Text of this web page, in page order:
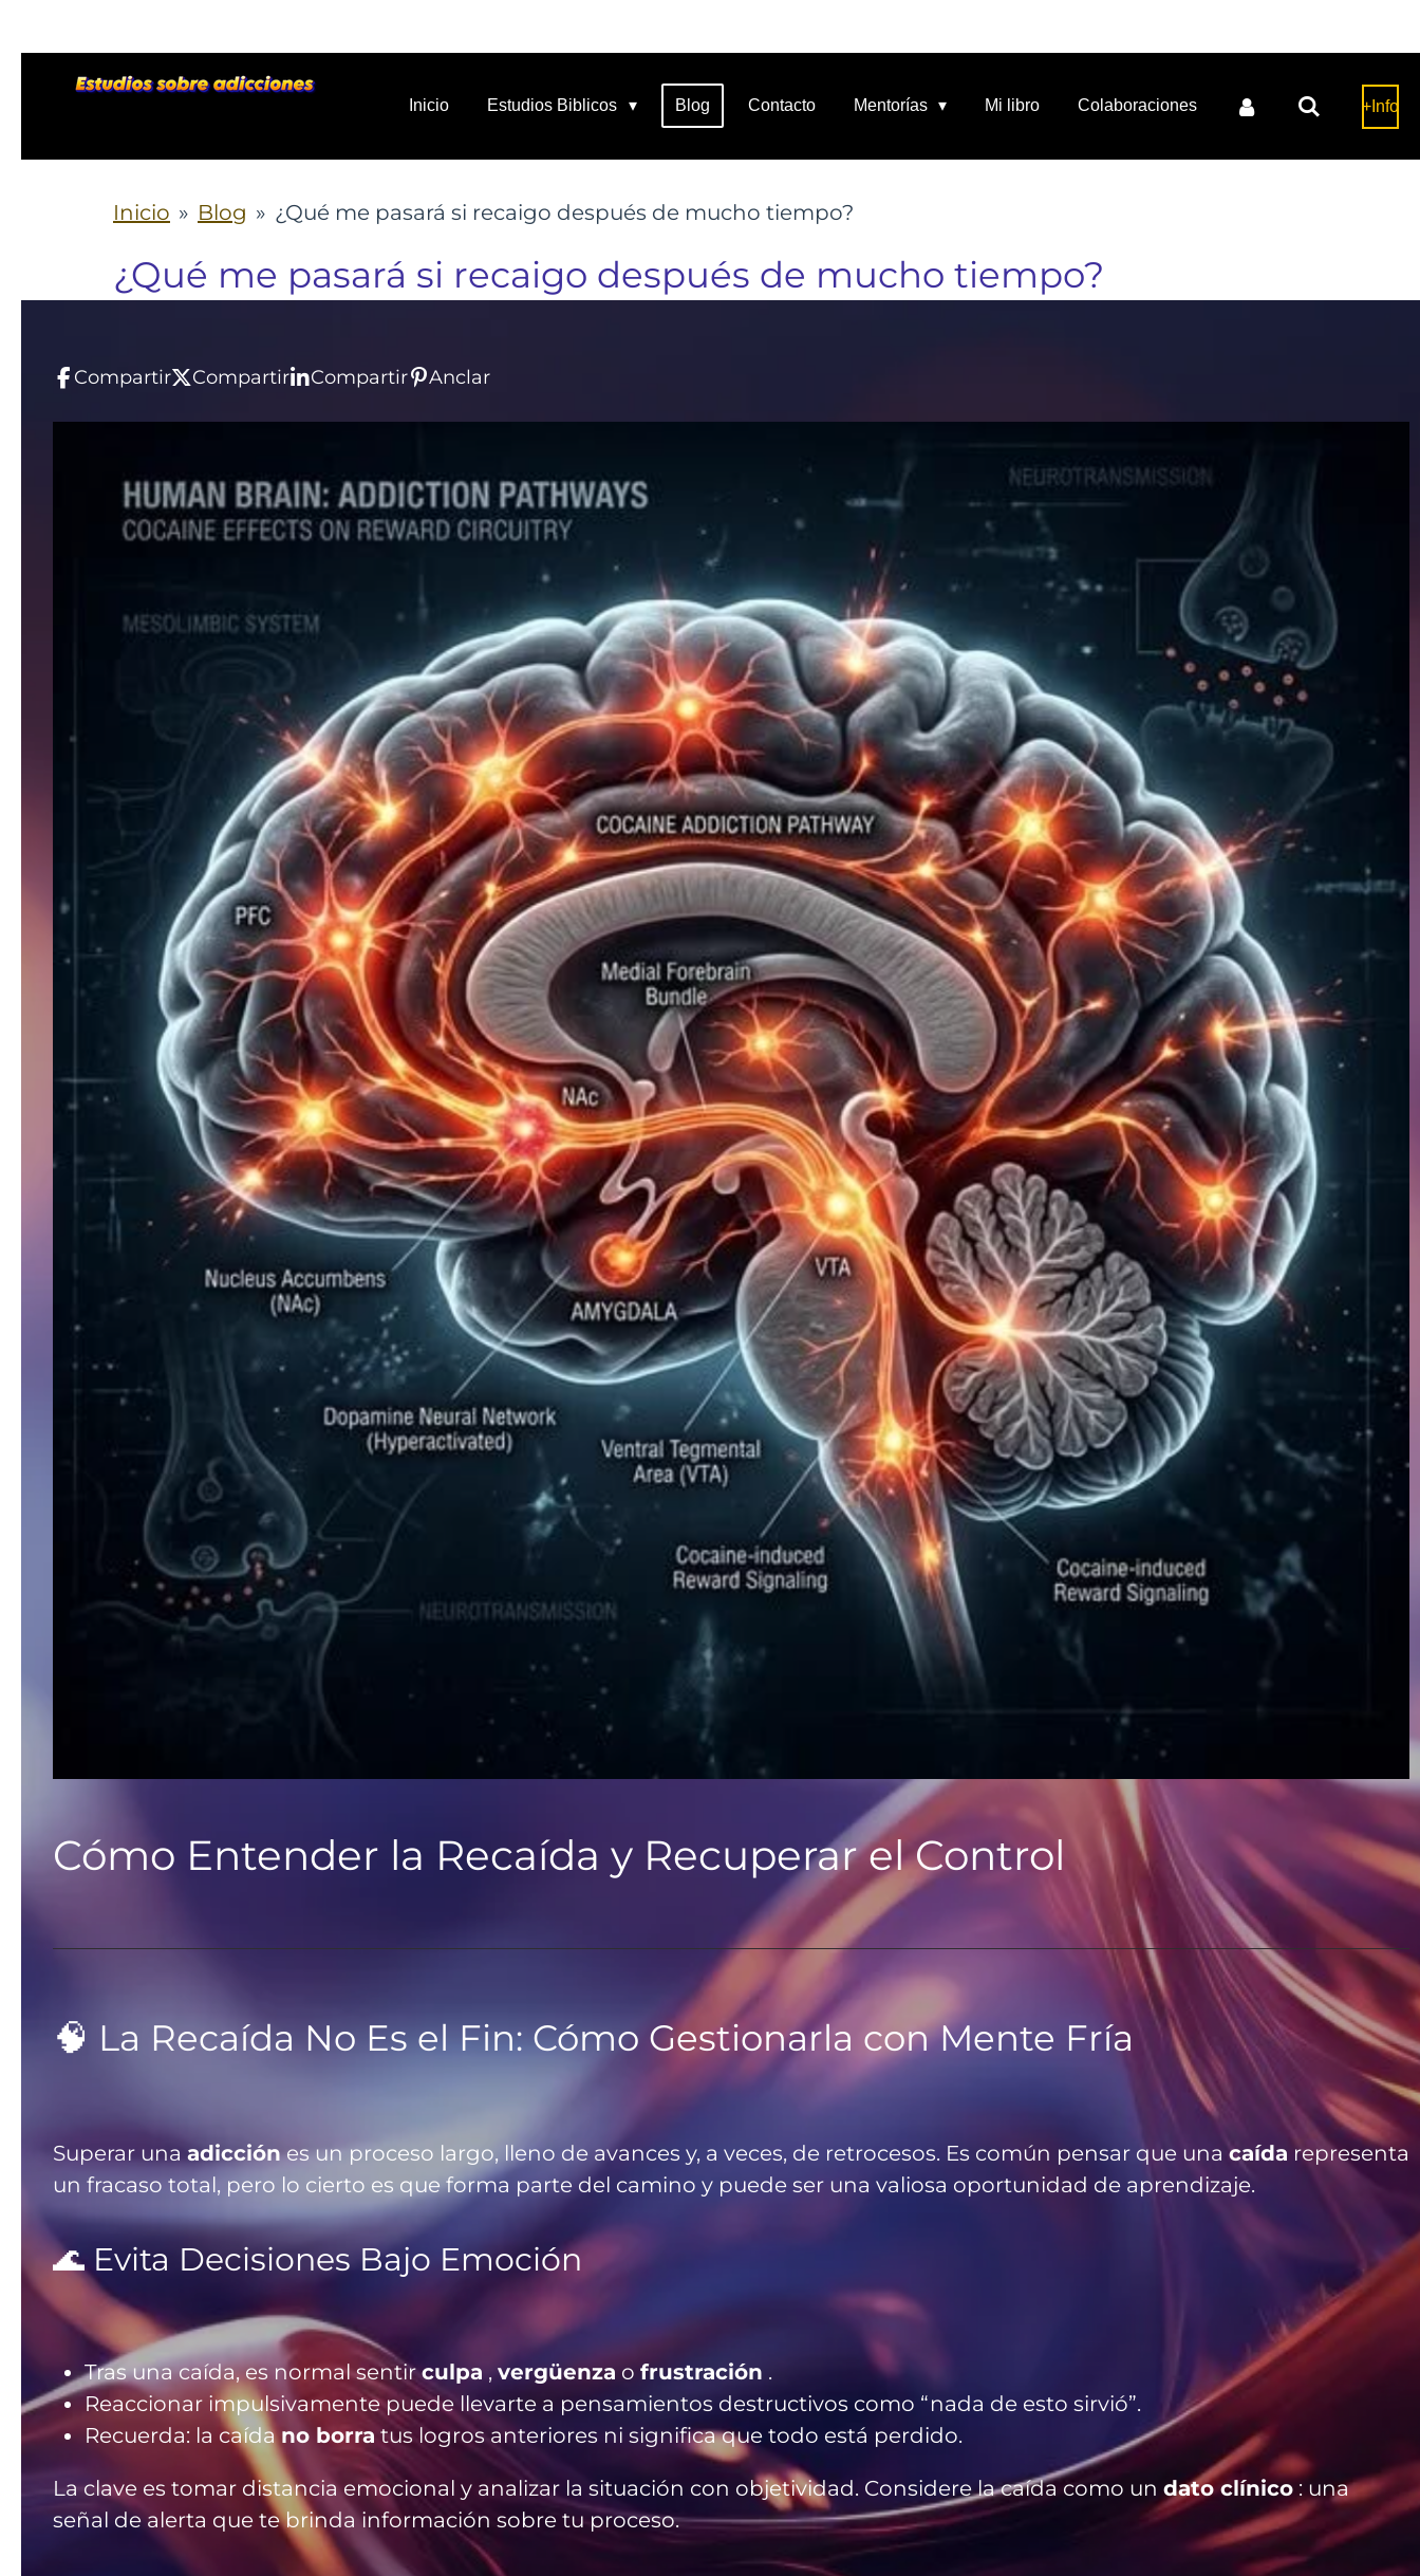
al
contenido
Inicio Estudios Biblicos Blog Contacto Mentorías Mi libro Colaboraciones +Info
Inicio » Blog » ¿Qué me pasará si recaigo después de mucho tiempo?
¿Qué me pasará si recaigo después de mucho tiempo?
Compartir Compartir Compartir Anclar
Cómo Entender la Recaída y Recuperar el Control
🧠 La Recaída No Es el Fin: Cómo Gestionarla con Mente Fría
Superar una adicciónes un proceso largo, lleno de avances y, a veces, de retrocesos. Es común pensar que una caída representa
un fracaso total, pero lo cierto es que forma parte del camino y puede ser una valiosa oportunidad de aprendizaje.
🌊 Evita Decisiones Bajo Emoción
Tras una caída, es normal sentirculpa,vergüenza o frustración .
Reaccionar impulsivamente puede llevarte a pensamientos destructivos como “nada de esto sirvió”.
Recuerda: la caídano borra tus logros anteriores ni significa que todo está perdido.
La clave es tomar distancia emocional y analizar la situación con objetividad. Considere la caída como un dato clínico : una
señal de alerta que te brinda información sobre tu proceso.